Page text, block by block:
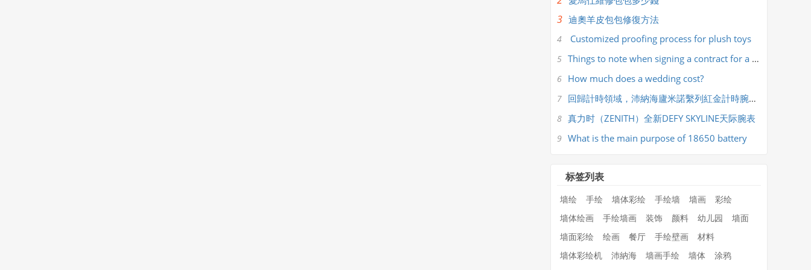
3 ​迪奧羊皮包包修復方法
4 Customized proofing process for plush toys
5 Things to note when signing a contract for a wedding company
6 How much does a wedding cost?
7 回歸計時領域，沛納海廬米諾繫列紅金計時腕錶PAM01111
8 真力时（ZENITH）全新DEFY SKYLINE天际腕表
9 What is the main purpose of 18650 battery
标签列表
墙绘 手绘 墙体彩绘 手绘墙 墙画
彩绘
墙体绘画
手绘墙画 装饰 颜料 幼儿园
墙面
墙面彩绘
绘画 餐厅 手绘壁画
材料
墙体彩绘机
沛納海 墙画手绘 墙体
涂鸦